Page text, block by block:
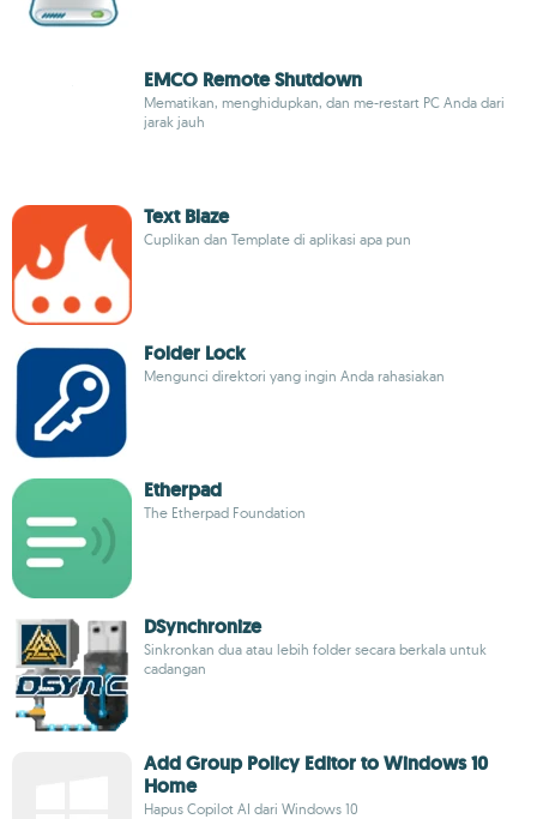
EMCO Remote Shutdown
Mematikan, menghidupkan, dan me-restart PC Anda dari
jarak jauh
Text Blaze
Cuplikan dan Template di aplikasi apa pun
Folder Lock
Mengunci direktori yang ingin Anda rahasiakan
Etherpad
The Etherpad Foundation
DSynchronize
Sinkronkan dua atau lebih folder secara berkala untuk
cadangan
Add Group Policy Editor to Windows 10
Home
Hapus Copilot AI dari Windows 10